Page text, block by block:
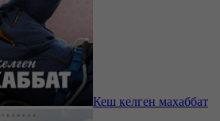
Кеш келген махаббат